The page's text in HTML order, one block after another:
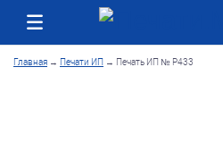
Главная → Печати ИП → Печать ИП № Р433